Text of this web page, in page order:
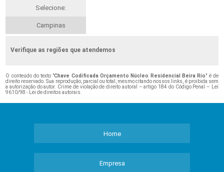
Selecione:
Campinas
Verifique as regiões que atendemos
O conteúdo do texto "Chave Codificada Orçamento Núcleo Residencial Beira Rio" é de
direito reservado. Sua reprodução, parcial ou total, mesmo citando nossos links, é proibida sem
a autorização do autor. Crime de violação de direito autoral – artigo 184 do Código Penal –
Lei
9610/98 - Lei de direitos autorais
Home
Empresa